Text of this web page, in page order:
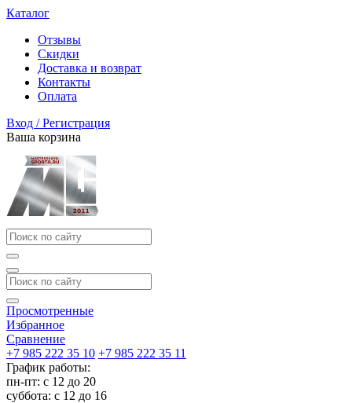
Каталог
Отзывы
Скидки
Доставка и возврат
Контакты
Оплата
Вход / Регистрация
Ваша корзина
Просмотренные
Избранное
Сравнение
+7 985 222 35 10 +7 985 222 35 11
График работы:
пн-пт: с 12 до 20
суббота: c 12 до 16